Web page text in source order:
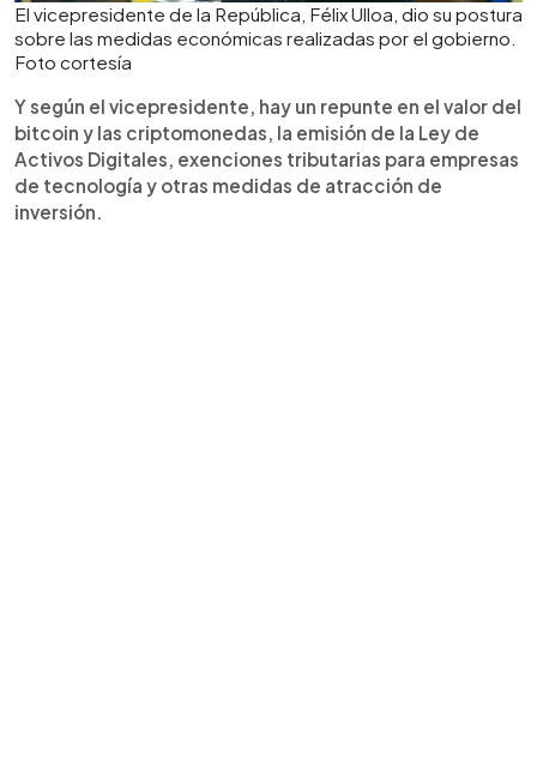
El vicepresidente de la República, Félix Ulloa, dio su postura
sobre las medidas económicas realizadas por el gobierno.
Foto cortesía
Y según el vicepresidente, hay un repunte en el valor del
bitcoin y las criptomonedas, la emisión de la Ley de
Activos Digitales, exenciones tributarias para empresas
de tecnología y otras medidas de atracción de
inversión.